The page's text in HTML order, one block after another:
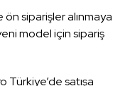
siparişler alınmaya
model için sipariş
Türkiye’de satışa